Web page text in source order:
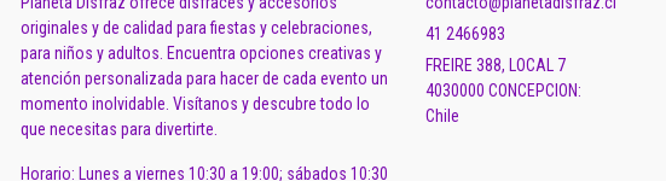
originales y de calidad para fiestas y celebraciones,
para niños y adultos. Encuentra opciones creativas y
atención personalizada para hacer de cada evento un
momento inolvidable. Visítanos y descubre todo lo
que necesitas para divertirte.
Horario: Lunes a viernes 10:30 a 19:00; sábados 10:30
41 2466983
FREIRE 388, LOCAL 7
4030000 CONCEPCION:
Chile